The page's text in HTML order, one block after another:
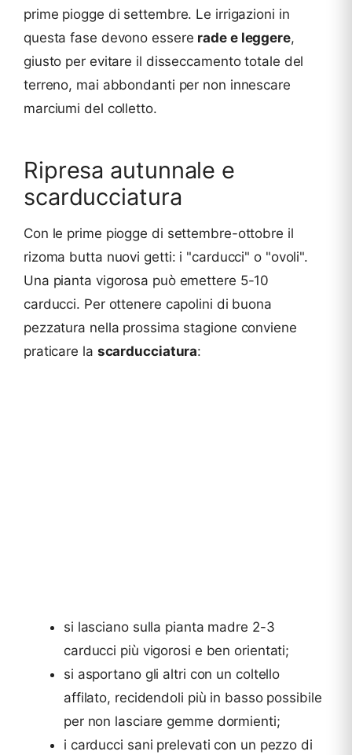
prime piogge di settembre. Le irrigazioni in
questa fase devono essere rade e leggere,
giusto per evitare il disseccamento totale del
terreno, mai abbondanti per non innescare
marciumi del colletto.
Ripresa autunnale e
scarducciatura
Con le prime piogge di settembre-ottobre il
rizoma butta nuovi getti: i "carducci" o "ovoli".
Una pianta vigorosa può emettere 5-10
carducci. Per ottenere capolini di buona
pezzatura nella prossima stagione conviene
praticare la scarducciatura:
si lasciano sulla pianta madre 2-3
carducci più vigorosi e ben orientati;
si asportano gli altri con un coltello
affilato, recidendoli più in basso possibile
per non lasciare gemme dormienti;
i carducci sani prelevati con un pezzo di